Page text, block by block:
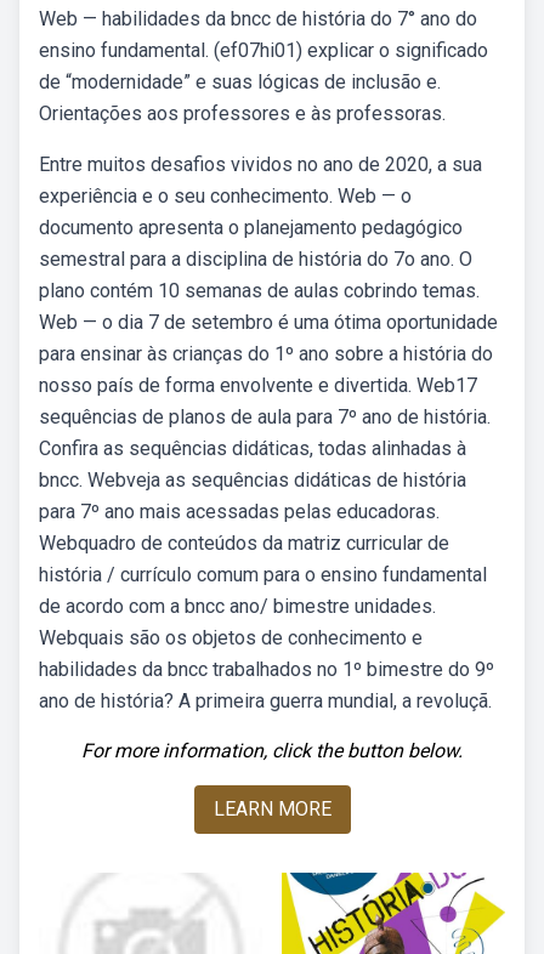
Web — habilidades da bncc de história do 7° ano do
ensino fundamental. (ef07hi01) explicar o significado
de “modernidade” e suas lógicas de inclusão e.
Orientações aos professores e às professoras.
Entre muitos desafios vividos no ano de 2020, a sua
experiência e o seu conhecimento. Web — o
documento apresenta o planejamento pedagógico
semestral para a disciplina de história do 7o ano. O
plano contém 10 semanas de aulas cobrindo temas.
Web — o dia 7 de setembro é uma ótima oportunidade
para ensinar às crianças do 1º ano sobre a história do
nosso país de forma envolvente e divertida. Web17
sequências de planos de aula para 7º ano de história.
Confira as sequências didáticas, todas alinhadas à
bncc. Webveja as sequências didáticas de história
para 7º ano mais acessadas pelas educadoras.
Webquadro de conteúdos da matriz curricular de
história / currículo comum para o ensino fundamental
de acordo com a bncc ano/ bimestre unidades.
Webquais são os objetos de conhecimento e
habilidades da bncc trabalhados no 1º bimestre do 9º
ano de história? A primeira guerra mundial, a revoluçã.
For more information, click the button below.
LEARN MORE